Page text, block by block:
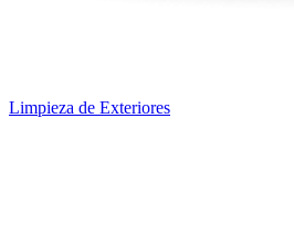
Limpieza de Exteriores